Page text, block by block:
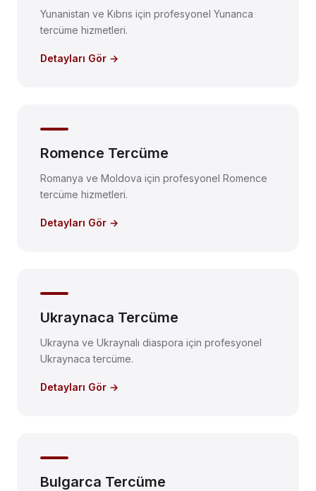
Yunanistan ve Kıbrıs için profesyonel Yunanca
tercüme hizmetleri.
Detayları Gör →
Romence Tercüme
Romanya ve Moldova için profesyonel Romence
tercüme hizmetleri.
Detayları Gör →
Ukraynaca Tercüme
Ukrayna ve Ukraynalı diaspora için profesyonel
Ukraynaca tercüme.
Detayları Gör →
Bulgarca Tercüme